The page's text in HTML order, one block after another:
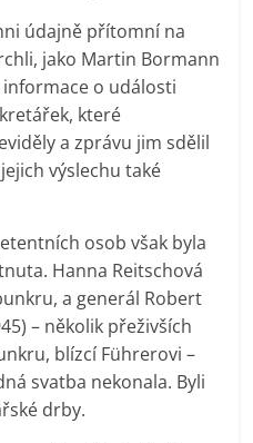
údajně přítomní na
jako Martin Bormann
informace o události
které
a zprávu jim sdělil
výslechu také
osob však byla
Hanna Reitschová
a generál Robert
– několik přeživších
blízcí Führerovi –
svatba nekonala. Byli
drby.